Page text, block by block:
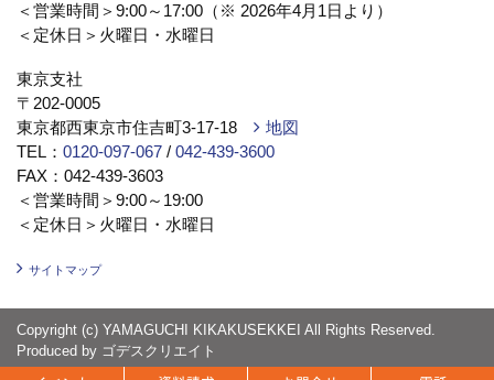
＜営業時間＞9:00～17:00（※ 2026年4月1日より）
＜定休日＞火曜日・水曜日
東京支社
〒202-0005
東京都西東京市住吉町3-17-18
地図
TEL： 0120-097-067 / 042-439-3600
FAX：042-439-3603
＜営業時間＞9:00～19:00
＜定休日＞火曜日・水曜日
サイトマップ
Copyright (c) YAMAGUCHI KIKAKUSEKKEI All Rights Reserved.
Produced by ゴデスクリエイト